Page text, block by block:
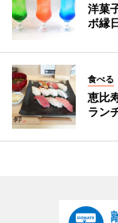
洋菓
ボ縁
食べる
恵比
ラン